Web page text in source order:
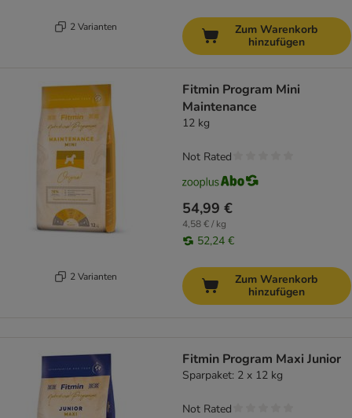
2 Varianten
Zum Warenkorb
hinzufügen
2 Varianten
Fitmin Program Mini
Maintenance
12 kg
54,99 €
4,58 € / kg
52,24 €
Not Rated
Zum Warenkorb
hinzufügen
Fitmin Program Maxi Junior
Sparpaket: 2 x 12 kg
Not Rated